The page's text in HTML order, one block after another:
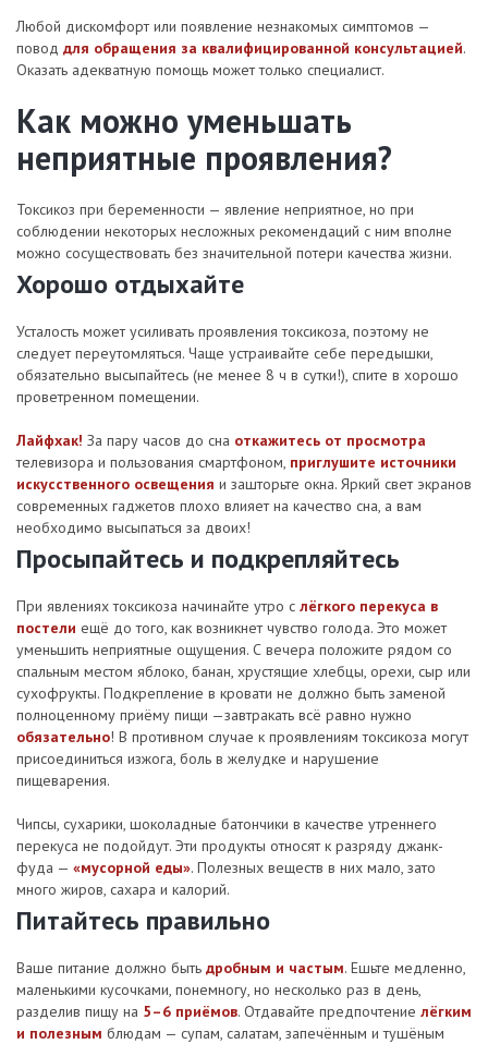
Любой дискомфорт или появление незнакомых симптомов —
повод для обращения за квалифицированной консультацией.
Оказать адекватную помощь может только специалист.
Как можно уменьшать
неприятные проявления?
Токсикоз при беременности — явление неприятное, но при
соблюдении некоторых несложных рекомендаций с ним вполне
можно сосуществовать без значительной потери качества жизни.
Хорошо отдыхайте
Усталость может усиливать проявления токсикоза, поэтому не
следует переутомляться. Чаще устраивайте себе передышки,
обязательно высыпайтесь (не менее 8 ч в сутки!), спите в хорошо
проветренном помещении.
Лайфхак! За пару часов до сна откажитесь от просмотра
телевизора и пользования смартфоном, приглушите источники
искусственного освещения и зашторьте окна. Яркий свет экранов
современных гаджетов плохо влияет на качество сна, а вам
необходимо высыпаться за двоих!
Просыпайтесь и подкрепляйтесь
При явлениях токсикоза начинайте утро с лёгкого перекуса в
постели ещё до того, как возникнет чувство голода. Это может
уменьшить неприятные ощущения. С вечера положите рядом со
спальным местом яблоко, банан, хрустящие хлебцы, орехи, сыр или
сухофрукты. Подкрепление в кровати не должно быть заменой
полноценному приёму пищи —завтракать всё равно нужно
обязательно! В противном случае к проявлениям токсикоза могут
присоединиться изжога, боль в желудке и нарушение
пищеварения.
Чипсы, сухарики, шоколадные батончики в качестве утреннего
перекуса не подойдут. Эти продукты относят к разряду джанк-
фуда — «мусорной еды». Полезных веществ в них мало, зато
много жиров, сахара и калорий.
Питайтесь правильно
Ваше питание должно быть дробным и частым. Ешьте медленно,
маленькими кусочками, понемногу, но несколько раз в день,
разделив пищу на 5–6 приёмов. Отдавайте предпочтение лёгким
и полезным блюдам — супам, салатам, запечённым и тушёным